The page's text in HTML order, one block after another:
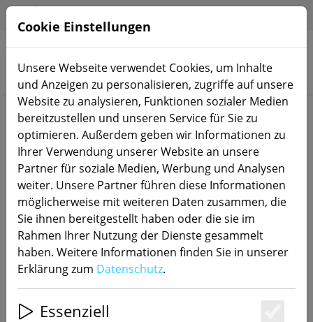
Produkte suchen
Start Sensoren
SONOFF RL560 Verlängerungskabel
50% SPAREN
Cookie Einstellungen
Unsere Webseite verwendet Cookies, um Inhalte
und Anzeigen zu personalisieren, zugriffe auf unsere
Website zu analysieren, Funktionen sozialer Medien
bereitzustellen und unseren Service für Sie zu
optimieren. Außerdem geben wir Informationen zu
Ihrer Verwendung unserer Website an unsere
Partner für soziale Medien, Werbung und Analysen
weiter. Unsere Partner führen diese Informationen
möglicherweise mit weiteren Daten zusammen, die
Sie ihnen bereitgestellt haben oder die sie im
Rahmen Ihrer Nutzung der Dienste gesammelt
haben. Weitere Informationen finden Sie in unserer
Erklärung zum Datenschutz.
Essenziell